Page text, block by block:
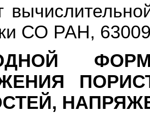
СО РАН,